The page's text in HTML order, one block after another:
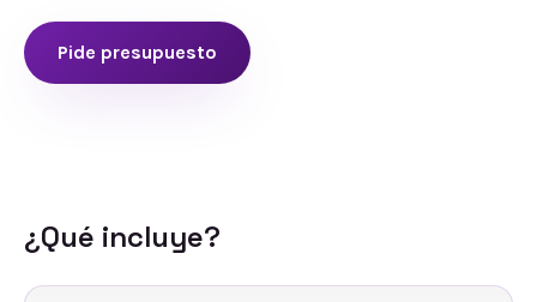
Pide presupuesto
¿Qué incluye?